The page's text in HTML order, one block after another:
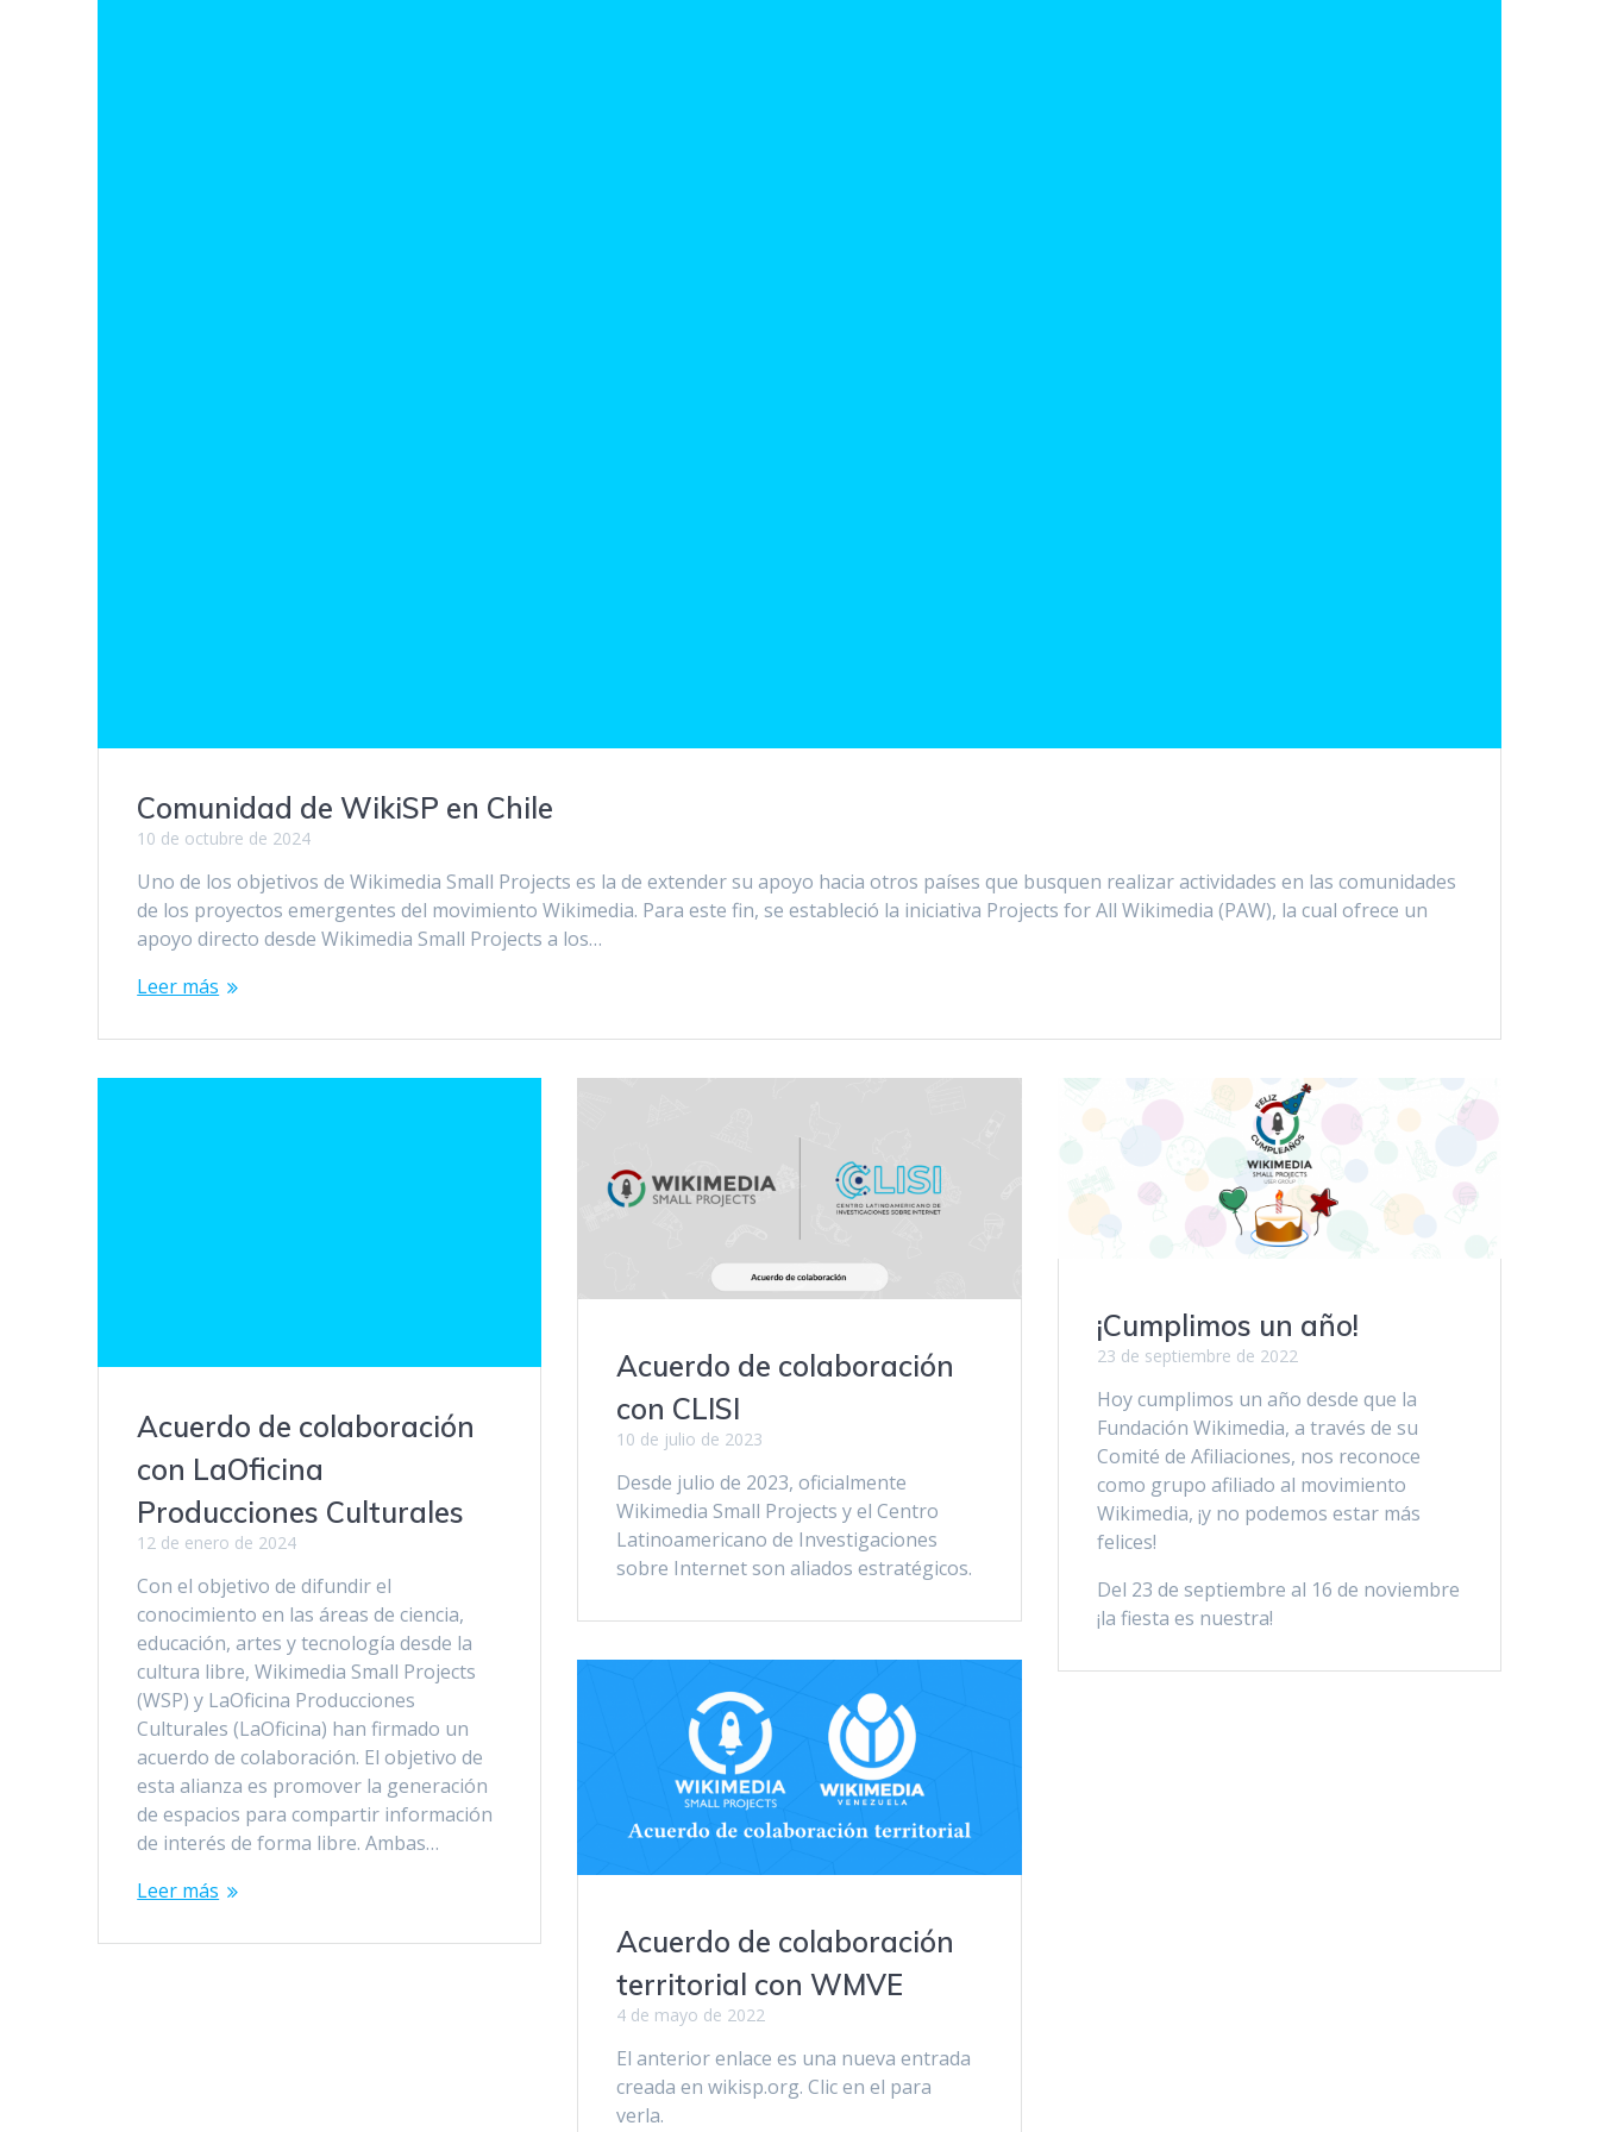
Comunidad de WikiSP en Chile
10 de octubre de 2024
Uno de los objetivos de Wikimedia Small Projects es la de extender su apoyo hacia otros países que busquen realizar actividades en las comunidades
de los proyectos emergentes del movimiento Wikimedia. Para este fin, se estableció la iniciativa Projects for All Wikimedia (PAW), la cual ofrece un
apoyo directo desde Wikimedia Small Projects a los…
Leer más
Acuerdo de colaboración
con LaOficina
Producciones Culturales
12 de enero de 2024
Con el objetivo de difundir el
conocimiento en las áreas de ciencia,
educación, artes y tecnología desde la
cultura libre, Wikimedia Small Projects
(WSP) y LaOficina Producciones
Culturales (LaOficina) han firmado un
acuerdo de colaboración. El objetivo de
esta alianza es promover la generación
de espacios para compartir información
de interés de forma libre. Ambas…
Leer más
Acuerdo de colaboración
con CLISI
10 de julio de 2023
Desde julio de 2023, oficialmente
Wikimedia Small Projects y el Centro
Latinoamericano de Investigaciones
sobre Internet son aliados estratégicos.
¡Cumplimos un año!
23 de septiembre de 2022
Hoy cumplimos un año desde que la
Fundación Wikimedia, a través de su
Comité de Afiliaciones, nos reconoce
como grupo afiliado al movimiento
Wikimedia, ¡y no podemos estar más
felices!
Del 23 de septiembre al 16 de noviembre
¡la fiesta es nuestra!
Acuerdo de colaboración
territorial con WMVE
4 de mayo de 2022
El anterior enlace es una nueva entrada
creada en wikisp.org. Clic en el para
verla.